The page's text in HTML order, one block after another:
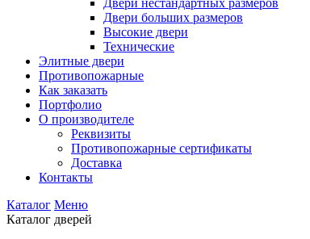
Двери нестандартных размеров
Двери больших размеров
Высокие двери
Технические
Элитные двери
Противопожарные
Как заказать
Портфолио
О производителе
Реквизиты
Противопожарные сертификаты
Доставка
Контакты
Каталог Меню
Каталог дверей